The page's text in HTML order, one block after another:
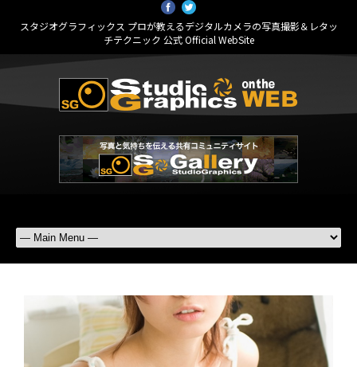
スタジオグラフィックス プロが教えるデジタルカメラの写真撮影＆レタッ
チテクニック 公式 Official WebSite